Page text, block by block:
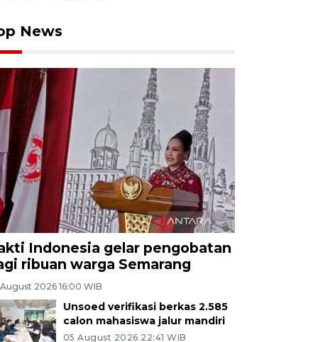
News
Indonesia gelar pengobatan
ribuan warga Semarang
2026 16:00 WIB
Unsoed verifikasi berkas 2.585
calon mahasiswa jalur mandiri
05 August 2026 22:41 WIB